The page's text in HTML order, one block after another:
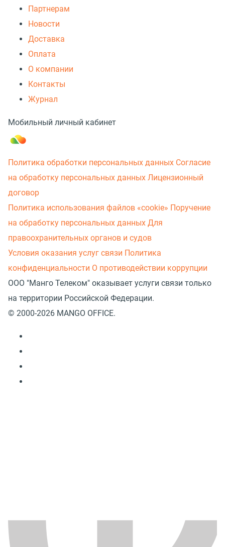
Партнерам
Новости
Доставка
Оплата
О компании
Контакты
Журнал
Мобильный личный кабинет
Политика обработки персональных данных Согласие
на обработку персональных данных Лицензионный
договор
Политика использования файлов «cookie» Поручение
на обработку персональных данных Для
правоохранительных органов и судов
Условия оказания услуг связи Политика
конфиденциальности О противодействии коррупции
ООО "Манго Телеком" оказывает услуги связи только
на территории Российской Федерации.
© 2000-2026 MANGO OFFICE.